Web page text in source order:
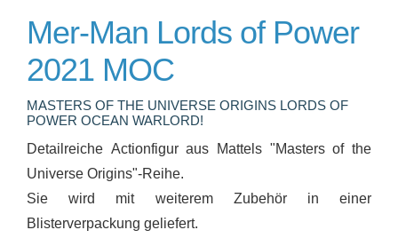
Mer-Man Lords of Power
2021 MOC
MASTERS OF THE UNIVERSE ORIGINS LORDS OF
POWER OCEAN WARLORD!
Detailreiche Actionfigur aus Mattels "Masters of the
Universe Origins"-Reihe.
Sie wird mit weiterem Zubehör in einer
Blisterverpackung geliefert.